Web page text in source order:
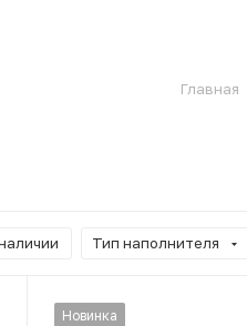
Главная
Тип наполнителя
Новинка